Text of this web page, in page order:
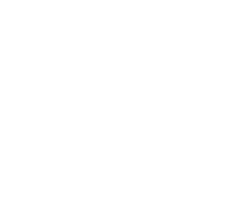
はずだ。